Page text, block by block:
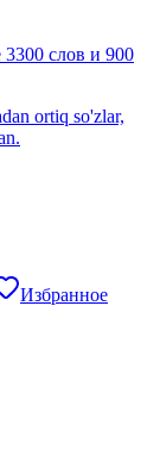
3300 слов и 900
ortiq so'zlar,
Избранное